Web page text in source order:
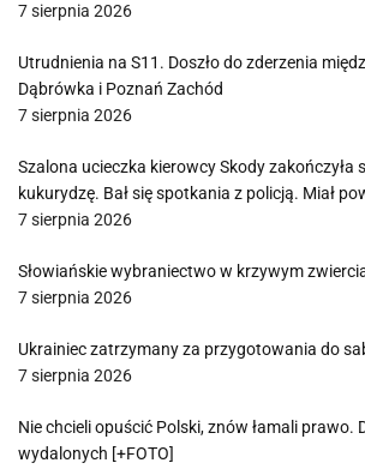
7 sierpnia 2026
Utrudnienia na S11. Doszło do zderzenia
Dąbrówka i Poznań Zachód
7 sierpnia 2026
Szalona ucieczka kierowcy Skody zakończyła
kukurydzę. Bał się spotkania z policją. Miał
7 sierpnia 2026
Słowiańskie wybraniectwo w krzywym
7 sierpnia 2026
Ukrainiec zatrzymany za przygotowania do
7 sierpnia 2026
Nie chcieli opuścić Polski, znów łamali prawo.
wydalonych [+FOTO]